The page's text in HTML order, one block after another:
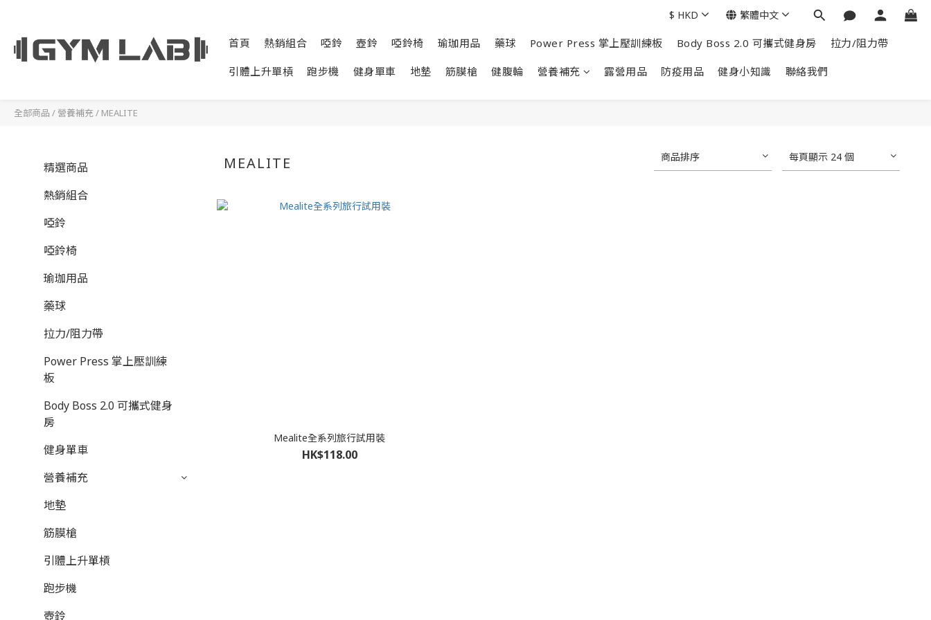
首頁 熱銷組合 啞鈴 壺鈴 啞鈴椅 瑜珈用品 藥球 Power Press 掌上壓訓練板 Body Boss 2.0 可攜式健身房 拉力/阻力帶
引體上升單槓 跑步機 健身單車 地墊 筋膜槍 健腹輪 營養補充 露營用品 防疫用品 健身小知識 聯絡我們
$ HKD 繁體中文
全部商品 / 營養補充/ MEALITE
精選商品
熱銷組合
啞鈴
啞鈴椅
瑜珈用品
藥球
拉力/阻力帶
Power Press 掌上壓訓練
板
Body Boss 2.0 可攜式健身
房
健身單車
營養補充
地墊
筋膜槍
引體上升單槓
跑步機
壺鈴
MEALITE 商品排序 每頁顯示 24 個
Mealite全系列旅行試用裝
HK$118.00